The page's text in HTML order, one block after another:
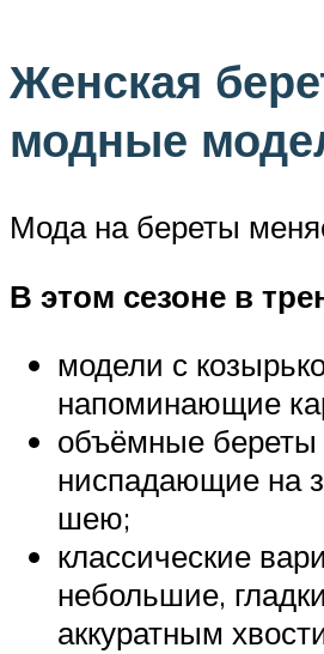
Женская
модные
Мода на береты
В этом сезоне в
модели с
напоминающие
объёмные
ниспадающие на
шею;
классические
небольшие,
аккуратным